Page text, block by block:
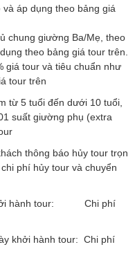
áp dụng theo bảng giá
chung giường Ba/Mẹ, theo
theo bảng giá tour trên.
giá tour và tiêu chuẩn như
tour trên
từ 5 tuổi đến dưới 10 tuổi,
suất giường phụ (extra
thông báo hủy tour trọn
phí hủy tour và chuyển
hành tour: Chi phí
khởi hành tour: Chi phí